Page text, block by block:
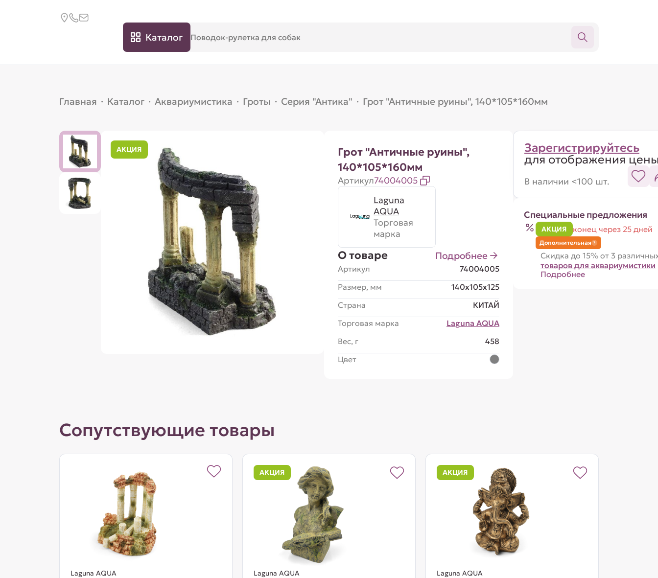
Каталог
Главная · Каталог · Аквариумистика · Гроты · Серия "Антика" · Грот "Античные руины", 140*105*160мм
АКЦИЯ
Грот "Античные руины",
140*105*160мм
Артикул74004005
Laguna
AQUA
Торговая
марка
О товаре Подробнее
Артикул
74004005
Размер, мм
140x105x125
Страна
КИТАЙ
Торговая марка
Laguna AQUA
Вес, г
458
Цвет
Зарегистрируйтесь
для отображения
В наличии <100 шт.
Специальные предложения
АКЦИЯ конец через 25 дней
Дополнительная ?
Скидка до 15% от 3
товаров для аквариумистики
Подробнее
Сопутствующие товары
Laguna AQUA
АКЦИЯ
Laguna AQUA
АКЦИЯ
Laguna AQUA